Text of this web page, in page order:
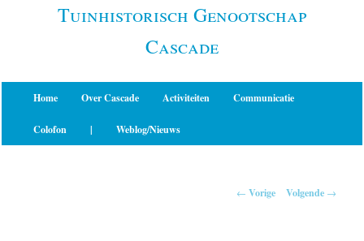
Tuinhistorisch Genootschap
Cascade
Home Over Cascade Activiteiten Communicatie
Colofon | Weblog/Nieuws
← Vorige Volgende →